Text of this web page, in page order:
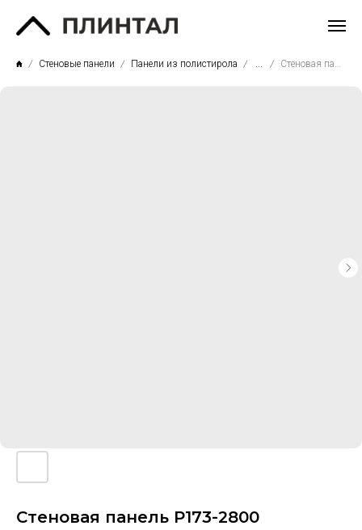
Стеновые панели Панели из полистирола
Стеновая панель P173-2800